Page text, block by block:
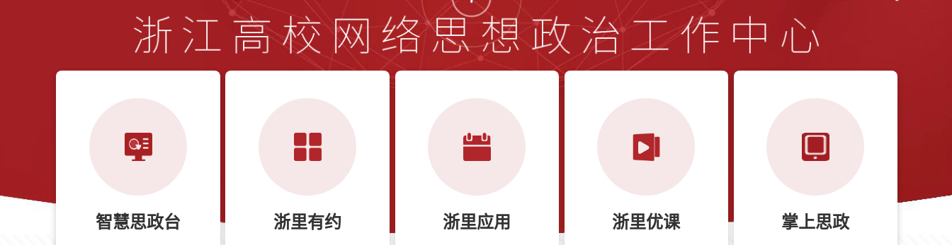
智慧思政台 浙里有约 浙里应用 浙里优课 掌上思政